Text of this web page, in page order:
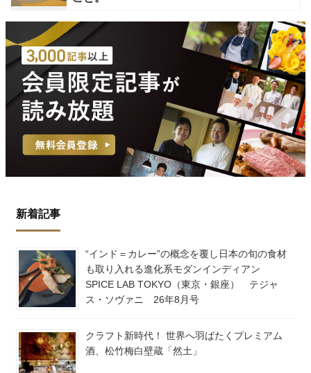
新着記事
“インド＝カレー”の概念を覆し日本の旬の食材
も取り入れる進化系モダンインディアン
SPICE LAB TOKYO（東京・銀座） テジャ
ス・ソヴァニ 26年8月号
クラフト新時代！ 世界へ羽ばたくプレミアム
酒、松竹梅白壁蔵「然土」